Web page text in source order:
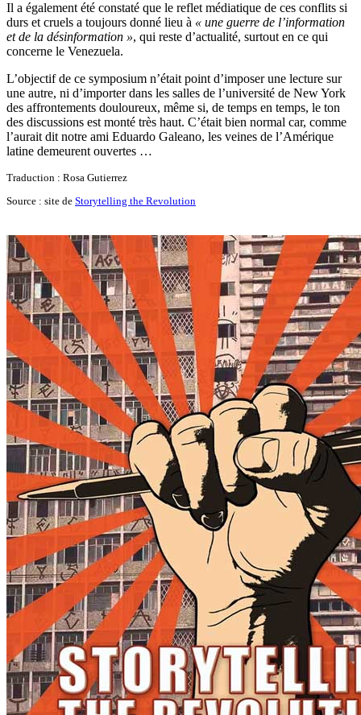
Il a également été constaté que le reflet médiatique de ces conflits si
durs et cruels a toujours donné lieu à « une guerre de l’information
et de la désinformation », qui reste d’actualité, surtout en ce qui
concerne le Venezuela.
L’objectif de ce symposium n’était point d’imposer une lecture sur
une autre, ni d’importer dans les salles de l’université de New York
des affrontements douloureux, même si, de temps en temps, le ton
des discussions est monté très haut. C’était bien normal car, comme
l’aurait dit notre ami Eduardo Galeano, les veines de l’Amérique
latine demeurent ouvertes …
Traduction : Rosa Gutierrez
Source : site de Storytelling the Revolution